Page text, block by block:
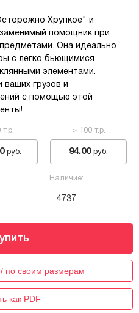
Хрупкое" и
помощник при
Она идеально
с легко бьющимися
элементами.
ваших грузов и
с помощью этой
т.р.
руб.
> 100 т.р.
94.00руб.
Наличие:
4737
/ по своим размерам
как PDF